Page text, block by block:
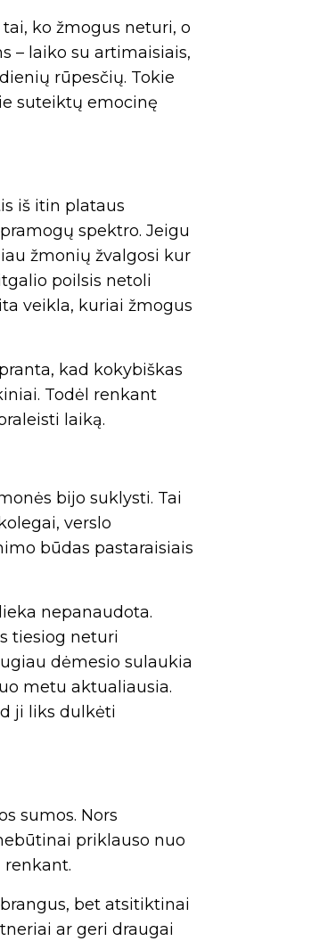
ko žmogus neturi, o
– laiko su artimaisiais,
rūpesčių. Tokie
suteiktų emocinę
iš itin plataus
spektro. Jeigu
žmonių žvalgosi kur
poilsis netoli
veikla, kuriai žmogus
kad kokybiškas
Todėl renkant
laiką.
bijo suklysti. Tai
verslo
būdas pastaraisiais
nepanaudota.
tiesiog neturi
dėmesio sulaukia
metu aktualiausia.
ji liks dulkėti
sumos. Nors
priklauso nuo
renkant.
bet atsitiktinai
ar geri draugai